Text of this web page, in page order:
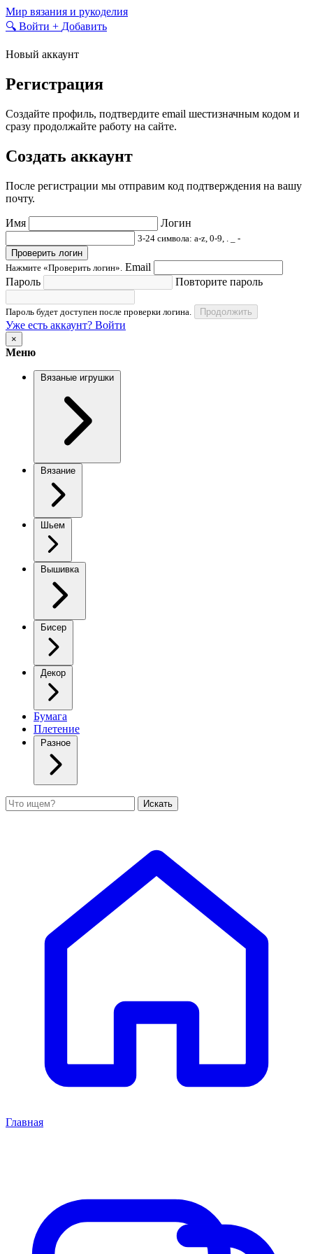
Skip
to
Мир вязания и рукоделия
🔍 Войти + Добавить
Новый аккаунт
Регистрация
Создайте профиль, подтвердите email шестизначным кодом и
сразу продолжайте работу на сайте.
Создать аккаунт
После регистрации мы отправим код подтверждения на вашу
почту.
Имя Логин
3-24 символа: a-z, 0-9, . _ -
Проверить логин
Нажмите «Проверить логин». Email
Пароль
Повторите пароль
Пароль будет доступен после проверки логина. Продолжить
Уже есть аккаунт? Войти
×
Меню
Вязаные игрушки
Вязание
Шьем
Вышивка
Бисер
Декор
Бумага
Плетение
Разное
Поиск Искать
Главная